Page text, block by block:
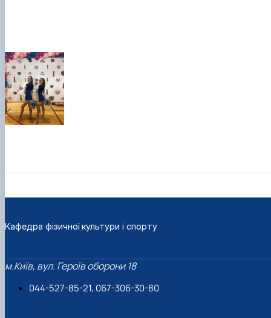
Кафедра фізичної культури і спорту
м.Київ, вул. Героїв оборони 18
044-527-85-21, 067-306-30-80